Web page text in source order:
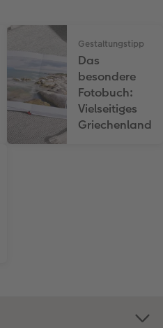
Gestaltungstipp
Das
besondere
Fotobuch:
Vielseitiges
Griechenland